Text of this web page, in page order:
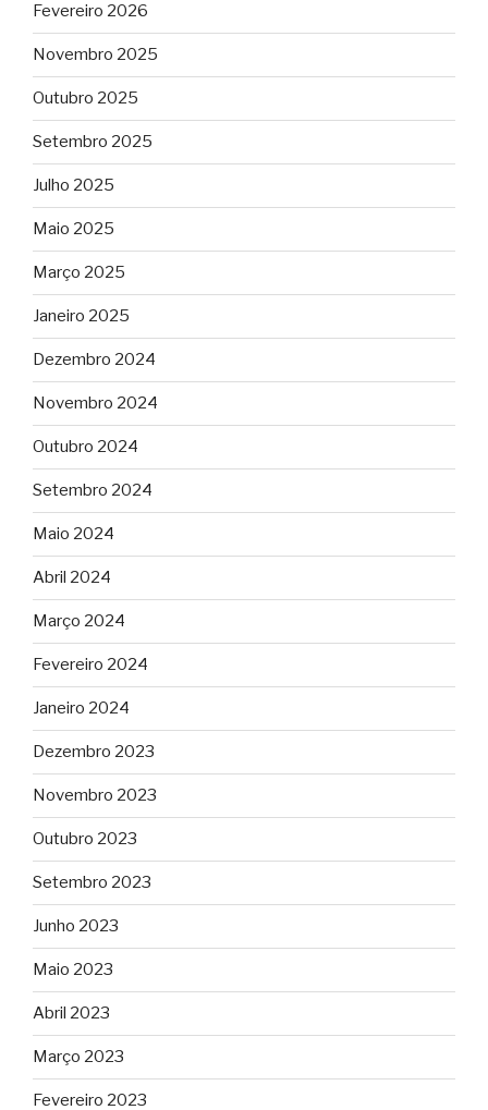
Fevereiro 2026
Novembro 2025
Outubro 2025
Setembro 2025
Julho 2025
Maio 2025
Março 2025
Janeiro 2025
Dezembro 2024
Novembro 2024
Outubro 2024
Setembro 2024
Maio 2024
Abril 2024
Março 2024
Fevereiro 2024
Janeiro 2024
Dezembro 2023
Novembro 2023
Outubro 2023
Setembro 2023
Junho 2023
Maio 2023
Abril 2023
Março 2023
Fevereiro 2023